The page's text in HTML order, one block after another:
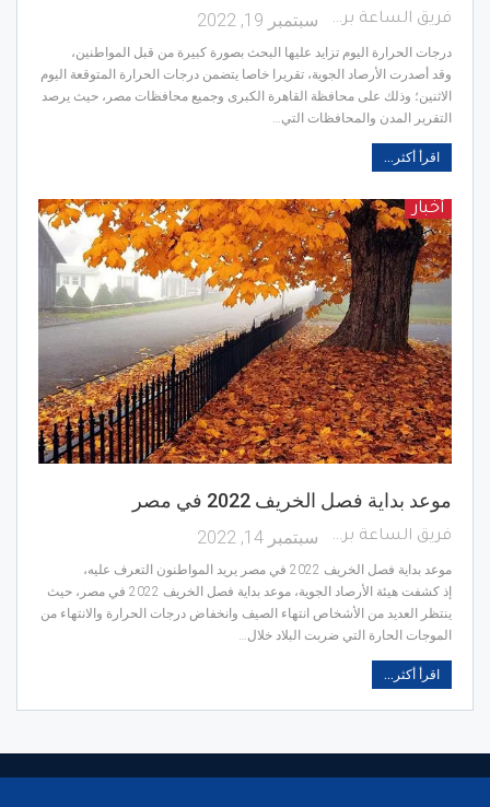
فريق الساعة برس سبتمبر 19, 2022
درجات الحرارة اليوم تزايد عليها البحث بصورة كبيرة من قبل المواطنين،
وقد أصدرت الأرصاد الجوية، تقريرا خاصا يتضمن درجات الحرارة المتوقعة اليوم
الاثنين؛ وذلك على محافظة القاهرة الكبرى وجميع محافظات مصر، حيث يرصد
التقرير المدن والمحافظات التي…
اقرأ أكثر...
أخبار
موعد بداية فصل الخريف 2022 في مصر
فريق الساعة برس سبتمبر 14, 2022
موعد بداية فصل الخريف 2022 في مصر يريد المواطنون التعرف عليه،
إذ كشفت هيئة الأرصاد الجوية، موعد بداية فصل الخريف 2022 في مصر، حيث
ينتظر العديد من الأشخاص انتهاء الصيف وانخفاض درجات الحرارة والانتهاء من
الموجات الحارة التي ضربت البلاد خلال…
اقرأ أكثر...